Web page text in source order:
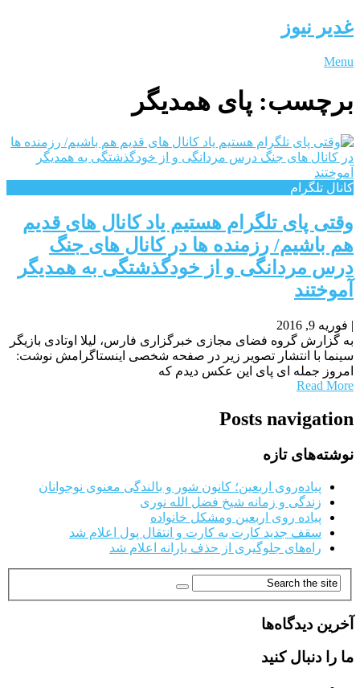
غدیر نیوز
Menu
برچسب: پای همدیگر
کانال تلگرام
وقتی پای تلگرام هستیم یاد کانال های قدیم
هم باشیم/ رزمنده ها در کانال های جنگ
درس مردانگى و از خودگذشتگى به همدیگر
آموختند
| فوریه 9, 2016
به گزارش گروه فضای مجازی خبرگزاری فارس، لیلا اوتادی بازیگر
سینما با انتشار تصویر زیر در صفحه شخصی اینستاگرامش نوشت:
امروز جمله اى پاى این عکس دیدم که
Read More
Posts navigation
نوشته‌های تازه
پیاده‌روی اربعین؛ کانون شور و بالندگی معنوی نوجوانان
زندگی و زمانه شیخ فضل الله نوری
پیاده روی اربعین ومشکل خانواده
سقف جدید کارت به کارت و انتقال پول اعلام شد
راه‌های جلوگیری از حذف یارانه اعلام شد
آخرین دیدگاه‌ها
ما را دنبال کنید